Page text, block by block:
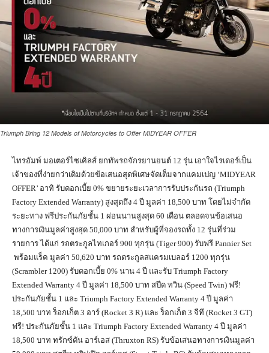
Triumph Bring 12 Models of Motorcycles to Offer MIDYEAR OFFER
ไทรอัมพ์ มอเตอร์ไซเคิลส์ ยกทัพรถจักรยานยนต์ 12 รุ่น เอาใจไรเดอร์เป็น
เจ้าของที่ง่ายกว่าเดิมด้วยข้อเสนอสุดพิเศษจัดเต็มจากแคมเปญ ‘MIDYEAR
OFFER’ อาทิ รับดอกเบี้ย 0% ขยายระยะเวลาการรับประกันรถ (Triumph
Factory Extended Warranty) สูงสุดถึง 4 ปี มูลค่า 18,500 บาท โดยไม่จำกัด
ระยะทาง ฟรีประกันภัยชั้น 1 ผ่อนนานสูงสุด 60 เดือน ตลอดจนข้อเสนอ
ทางการเงินมูลค่าสูงสุด 50,000 บาท สำหรับผู้ที่จองรถทั้ง 12 รุ่นที่ร่วม
รายการ ได้แก่ รถตระกูลไทเกอร์ 900 ทุกรุ่น (Tiger 900) รับฟรี Pannier Set
พร้อมแร็ค มูลค่า 50,620 บาท รถตระกูลสแครมเบลอร์ 1200 ทุกรุ่น
(Scrambler 1200) รับดอกเบี้ย 0% นาน 4 ปี และรับ Triumph Factory
Extended Warranty 4 ปี มูลค่า 18,500 บาท สปีด ทวิน (Speed Twin) ฟรี!
ประกันภัยชั้น 1 และ Triumph Factory Extended Warranty 4 ปี มูลค่า
18,500 บาท ร็​อกเก็ต 3 อาร์ (Rocket 3 R) และ ร็อกเก็ต 3 จีที (Rocket 3 GT)
ฟรี! ประกันภัยชั้น 1 และ Triumph Factory Extended Warranty 4 ปี มูลค่า
18,500 บาท ทรักซ์ตัน อาร์เอส (Thruxton RS) รับข้อเสนอทางการเงินมูลค่า